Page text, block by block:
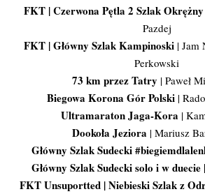
FKT | Czerwona Pętla 2 Szlak
Pazdej
FKT | Główny Szlak Kampinoski | Jam
Perkowski
73 km przez Tatry | Paweł
Biegowa Korona Gór Polski |
Ultramaraton Jaga-Kora |
Dookoła Jeziora | Mariusz
Główny Szlak Sudecki
Główny Szlak Sudecki solo i w duecie |
FKT Unsuportted | Niebieski Szlak z